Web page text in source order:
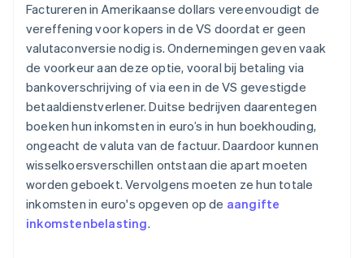
Factureren in Amerikaanse dollars vereenvoudigt de
vereffening voor kopers in de VS doordat er geen
valutaconversie nodig is. Ondernemingen geven vaak
de voorkeur aan deze optie, vooral bij betaling via
bankoverschrijving of via een in de VS gevestigde
betaaldienstverlener. Duitse bedrijven daarentegen
boeken hun inkomsten in euro’s in hun boekhouding,
ongeacht de valuta van de factuur. Daardoor kunnen
wisselkoersverschillen ontstaan die apart moeten
worden geboekt. Vervolgens moeten ze hun totale
inkomsten in euro's opgeven op de aangifte
inkomstenbelasting.